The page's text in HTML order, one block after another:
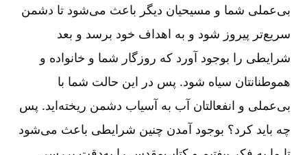
بی‌عملی شما و مسیحیان دیگر باعث می‌شود تا دشمن
سریع‌تر پیروز شود و به اهداف خود برسد و بعد
شرایطی را بوجود آورد که روزگار شما و خانواده و
هموطنانتان سیاه شود. پس در این حالت شما با
بی‌عملی و انفعالتان آب به آسیاب دشمن ریخته‌اید. پس
چه باید کرد؟ بوجود آمدن چنین شرایطی باعث می‌شود